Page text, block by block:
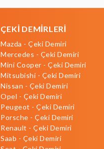
ÇEKİ DEMİRLERİ
Mazda - Çeki Demiri
Mercedes - Çeki Demiri
Mini Cooper - Çeki Demiri
Mitsubishi - Çeki Demiri
Nissan - Çeki Demiri
Opel - Çeki Demiri
Peugeot - Çeki Demiri
Porsche - Çeki Demiri
Renault - Çeki Demiri
Saab - Çeki Demiri